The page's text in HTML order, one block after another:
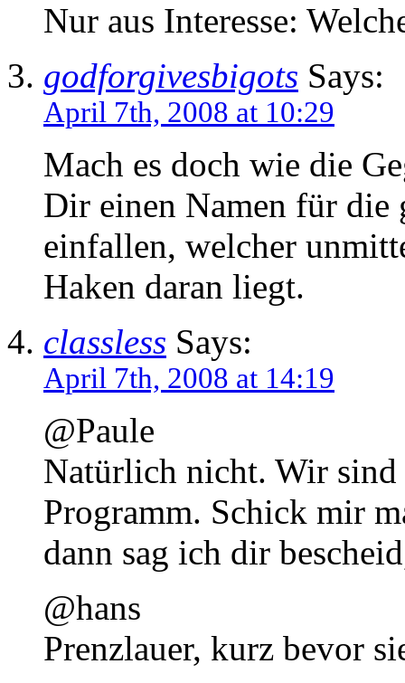
Nur aus Interesse:
godforgivesbigots Says:
April 7th, 2008 at 10:29
Mach es doch wie die
Dir einen Namen für die
einfallen, welcher
Haken daran liegt.
classless Says:
April 7th, 2008 at 14:19
@Paule
Natürlich nicht. Wir sind
Programm. Schick mir
dann sag ich dir
@hans
Prenzlauer, kurz bevor